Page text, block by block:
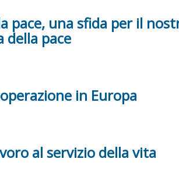
pace, una sfida per il
della pace
in Europa
al servizio della vita